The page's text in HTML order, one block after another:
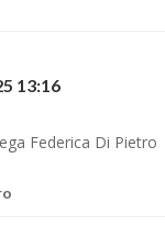
13:16
Federica Di Pietro